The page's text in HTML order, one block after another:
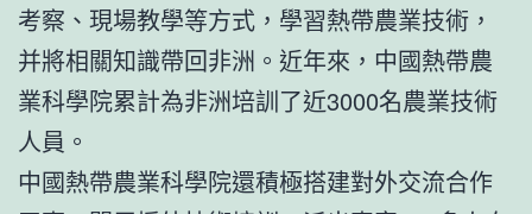
考察、現場教學等方式，學習熱帶農業技術，
并將相關知識帶回非洲。近年來，中國熱帶農
業科學院累計為非洲培訓了近3000名農業技術
人員。
中國熱帶農業科學院還積極搭建對外交流合作